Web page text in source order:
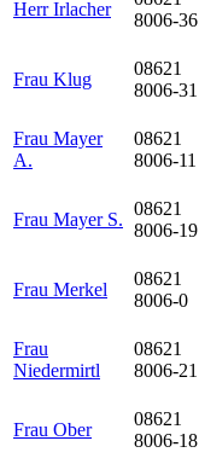
Herr Irlacher
8006-36
Frau Klug
08621
8006-31
Frau Mayer
A.
08621
8006-11
Frau Mayer S.
08621
8006-19
Frau Merkel
08621
8006-0
Frau
Niedermirtl
08621
8006-21
Frau Ober
08621
8006-18